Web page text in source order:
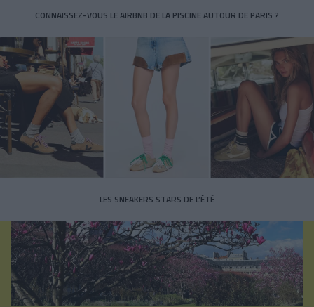
CONNAISSEZ-VOUS LE AIRBNB DE LA PISCINE AUTOUR DE PARIS ?
LES SNEAKERS STARS DE L’ÉTÉ